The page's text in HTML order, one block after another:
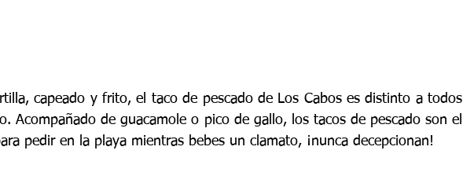
capeado y frito, el taco de pescado de Los Cabos es distinto a todos
Acompañado de guacamole o pico de gallo, los tacos de pescado son el
pedir en la playa mientras bebes un clamato, ¡nunca decepcionan!